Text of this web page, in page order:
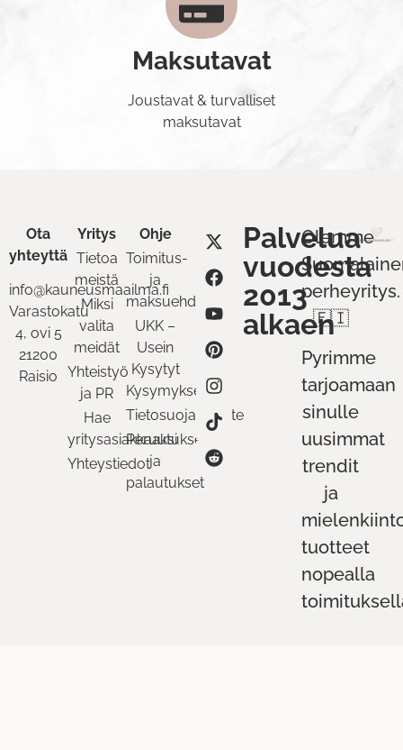
Maksutavat
Joustavat & turvalliset
maksutavat
Ota
yhteyttä
info@kauneusmaailma.fi
Varastokatu
4, ovi 5
21200
Raisio
Yritys
Tietoa
meistä
Miksi
valita
meidät
Yhteistyö
ja PR
Hae
yritysasiakkaaksi
Yhteystiedot
Ohje
Toimitus-
ja
maksuehdot
UKK –
Usein
Kysytyt
Kysymykset
Tietosuojaseloste
Peruutukset
ja
palautukset
Palvelua
vuodesta
2013
alkaen
Olemme
perheyritys.
🇫🇮
Pyrimme
tarjoamaan
sinulle
uusimmat
trendit
ja
tuotteet
nopealla